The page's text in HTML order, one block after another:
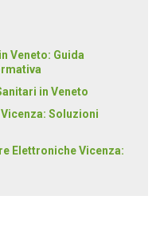
Veneto: Guida
in Veneto
Soluzioni
Elettroniche Vicenza: